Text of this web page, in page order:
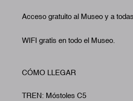
Acceso gratuito al Museo y a
WIFI gratis en todo el Museo.
CÓMO LLEGAR
TREN: Móstoles C5